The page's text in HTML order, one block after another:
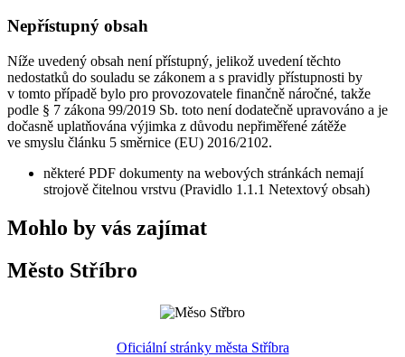
Nepřístupný obsah
Níže uvedený obsah není přístupný, jelikož uvedení těchto
nedostatků do souladu se zákonem a s pravidly přístupnosti by
v tomto případě bylo pro provozovatele finančně náročné, takže
podle § 7 zákona 99/2019 Sb. toto není dodatečně upravováno a je
dočasně uplatňována výjimka z důvodu nepřiměřené zátěže
ve smyslu článku 5 směrnice (EU) 2016/2102.
některé PDF dokumenty na webových stránkách nemají
strojově čitelnou vrstvu (Pravidlo 1.1.1 Netextový obsah)
Mohlo by vás zajímat
Město Stříbro
Oficiální stránky města Stříbra